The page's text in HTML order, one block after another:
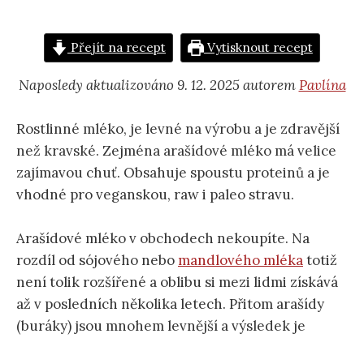
Přejít na recept Vytisknout recept
Naposledy aktualizováno 9. 12. 2025 autoremPavlína
Rostlinné mléko, je levné na výrobu a je zdravější
než kravské. Zejména arašídové mléko má velice
zajímavou chuť. Obsahuje spoustu proteinů a je
vhodné pro veganskou, raw i paleo stravu.
Arašídové mléko v obchodech nekoupíte. Na
rozdíl od sójového nebomandlového mlékatotiž
není tolik rozšířené a oblibu si mezi lidmi získává
až v posledních několika letech. Přitom arašídy
(buráky) jsou mnohem levnější a výsledek je